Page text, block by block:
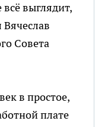
выглядит,
Совета
в простое,
плате